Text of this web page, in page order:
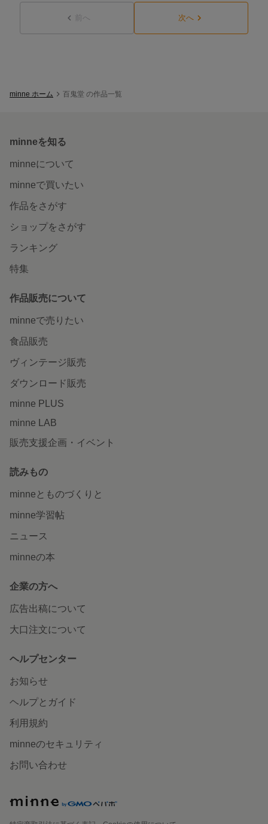
前へ 次へ
minne ホーム 百鬼堂 の作品一覧
minneを知る
minneについて
minneで買いたい
作品をさがす
ショップをさがす
ランキング
特集
作品販売について
minneで売りたい
食品販売
ヴィンテージ販売
ダウンロード販売
minne PLUS
minne LAB
販売支援企画・イベント
読みもの
minneとものづくりと
minne学習帖
ニュース
minneの本
企業の方へ
広告出稿について
大口注文について
ヘルプセンター
お知らせ
ヘルプとガイド
利用規約
minneのセキュリティ
お問い合わせ